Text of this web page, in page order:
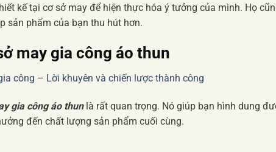
kế tại cơ sở may để hiện thực hóa ý tưởng của mình. Họ
sản phẩm của bạn thu hút hơn.
may gia công áo thun
công – Lời khuyên và chiến lược thành công
gia công áo thunlà rất quan trọng. Nó giúp bạn hình dung
đến chất lượng sản phẩm cuối cùng.